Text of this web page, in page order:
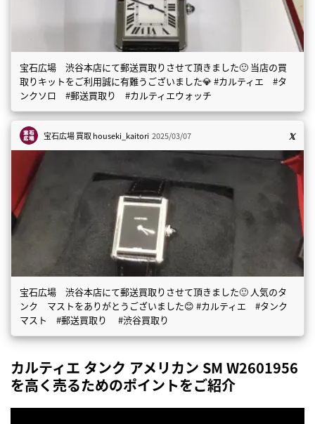
宝石広場 渋谷本店にて郵送買取りさせて頂きました🙂 当店の買
取りキットをご利用誠に有難うございました💎 #カルティエ #タ
ンクソロ #郵送買取り #カルティエウォッチ
宝石広場 買取houseki_kaitori 2025/03/07
宝石広場 渋谷本店にて郵送買取りさせて頂きました🙂 人気のタ
ンク マストをありがとうございました😊 #カルティエ #タンク
マスト #郵送買取り #渋谷買取り
カルティエ タンク アメリカン SM W2601956
を高く売るためのポイントをご紹介